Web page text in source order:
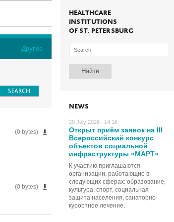
HEALTHCARE
INSTITUTIONS
OF ST. PETERSBURG
NEWS
29 July 2026 , 14:16
Открыт приём заявок на III
Всероссийский конкурс
объектов социальной
инфраструктуры «МАРТ»
К участию приглашаются
организации, работающие в
следующих сферах: образование,
культура, спорт, социальная
защита населения, санаторно-
курортное лечение.
Другое
(0 bytes)
(0 bytes)